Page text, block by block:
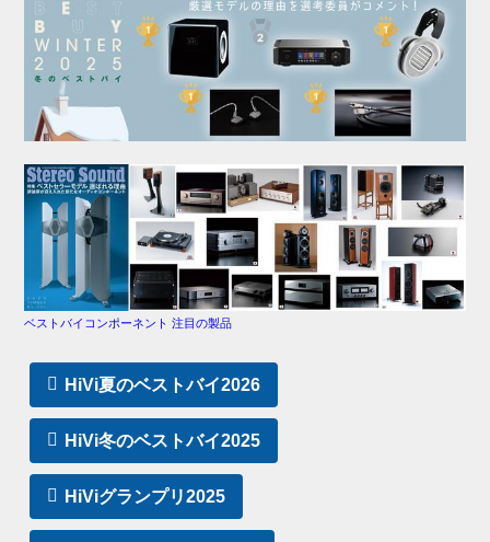
ベストバイコンポーネント 注目の製品
HiVi夏のベストバイ2026
HiVi冬のベストバイ2025
HiViグランプリ2025